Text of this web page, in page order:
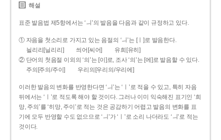
해설
표준 발음법 제5항에서는 ‘ㅢ’의 발음을 다음과 같이 규정하고 있다.
① 자음을 첫소리로 가지고 있는 음절의 ‘ㅢ’는 [ㅣ]로 발음한다.
늴리리[닐리리]
씌어[씨어]
유희[유히]
② 단어의 첫음절 이외의 ‘의’는 [이]로, 조사 ‘의’는 [에]로 발음할 수 있다.
주의[주의/주이]
우리의[우리의/우리에]
이러한 발음의 변화를 반영한다면 ‘ㅢ’는 ‘ㅣ’로 적을 수 있고, 특히 자음
뒤에서는 ‘ㅣ’로 적도록 해야 할 것이다. 그러나 이미 익숙해진 표기인 ‘희
망, 주의’를 ‘히망, 주이’로 적는 것은 공감하기 어렵고 발음의 변화를 표
기에 모두 반영할 수도 없으므로 ‘ㅢ’가 ‘ㅣ’로 소리 나더라도 ‘ㅢ’로 적는
것이다.